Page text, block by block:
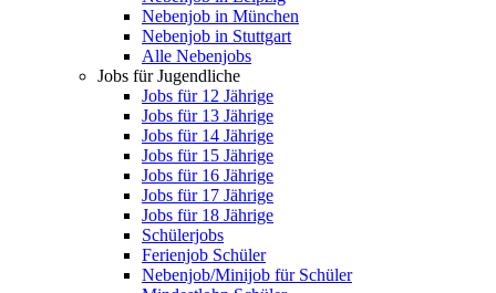
Nebenjob in München
Nebenjob in Stuttgart
Alle Nebenjobs
Jobs für Jugendliche
Jobs für 12 Jährige
Jobs für 13 Jährige
Jobs für 14 Jährige
Jobs für 15 Jährige
Jobs für 16 Jährige
Jobs für 17 Jährige
Jobs für 18 Jährige
Schülerjobs
Ferienjob Schüler
Nebenjob/Minijob für Schüler